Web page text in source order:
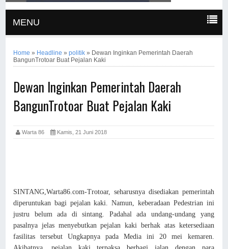
MENU
Home » Headline »politik » Dewan Inginkan Pemerintah Daerah
BangunTrotoar Buat Pejalan Kaki
Dewan Inginkan Pemerintah Daerah
BangunTrotoar Buat Pejalan Kaki
Warta 86 Kamis, 21 Juni 2018
SINTANG,Warta86.com-Trotoar, seharusnya disediakan pemerintah
diperuntukan bagi pejalan kaki. Namun, keberadaan Pedestrian ini
justru belum ada di sintang. Padahal ada undang-undang yang
pasalnya jelas menyebutkan pejalan kaki berhak atas ketersediaan
fasilitas tersebut Ungkapnya pada Media ini 20 mei kemaren.